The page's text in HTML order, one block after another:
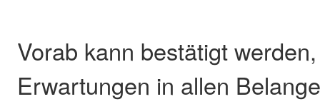
Vorab kann bestätigt
Erwartungen in allen